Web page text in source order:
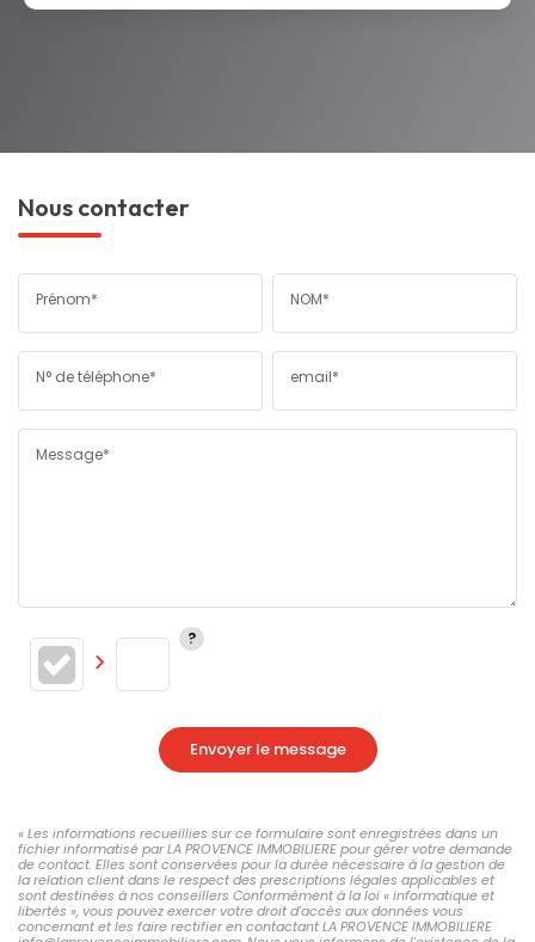
Nous contacter
Prénom* NOM*
N° de téléphone* email*
Message*
Envoyer le message
« Les informations recueillies sur ce formulaire sont enregistrées dans un
fichier informatisé par LA PROVENCE IMMOBILIERE pour gérer votre demande
de contact. Elles sont conservées pour la durée nécessaire à la gestion de
la relation client dans le respect des prescriptions légales applicables et
sont destinées à nos conseillers Conformément à la loi « informatique et
libertés », vous pouvez exercer votre droit d'accès aux données vous
concernant et les faire rectifier en contactant LA PROVENCE IMMOBILIERE